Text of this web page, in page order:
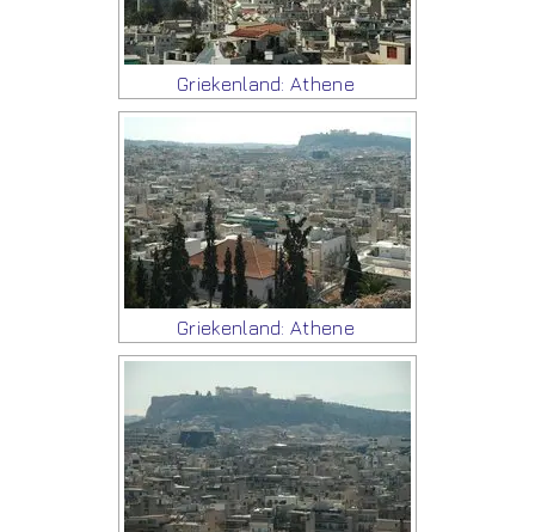
Griekenland: Athene
Griekenland: Athene